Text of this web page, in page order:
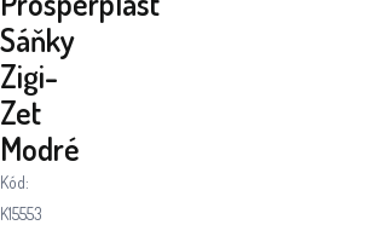
Sáňky
Zigi-
Zet
Modré
Kód:
K15553